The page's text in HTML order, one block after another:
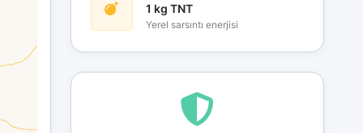
1 kg TNT
Yerel sarsıntı enerjisi